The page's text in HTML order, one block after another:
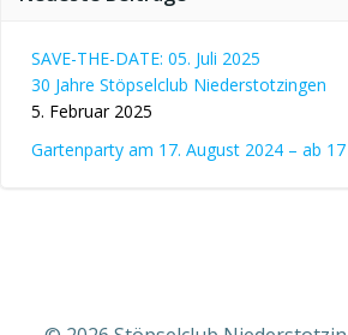
SAVE-THE-DATE: 05. Juli 2025
30 Jahre Stöpselclub Niederstotzingen
5. Februar 2025
Gartenparty am 17. August 2024 – ab